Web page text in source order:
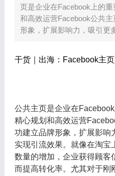
页是企业在Facebook上的
和高效运营Facebook公共
形象，扩展影响力，吸引更
干货｜出海：Facebook主
公共主页是企业在
精心规划和高效运营
功建立品牌形象，扩展影响
实现引流效果。就像在淘宝
数量的增加，企业获得顾客
而提高转化率。尤其对于刚